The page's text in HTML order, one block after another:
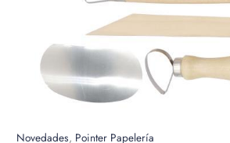
Novedades, Pointer Papelería